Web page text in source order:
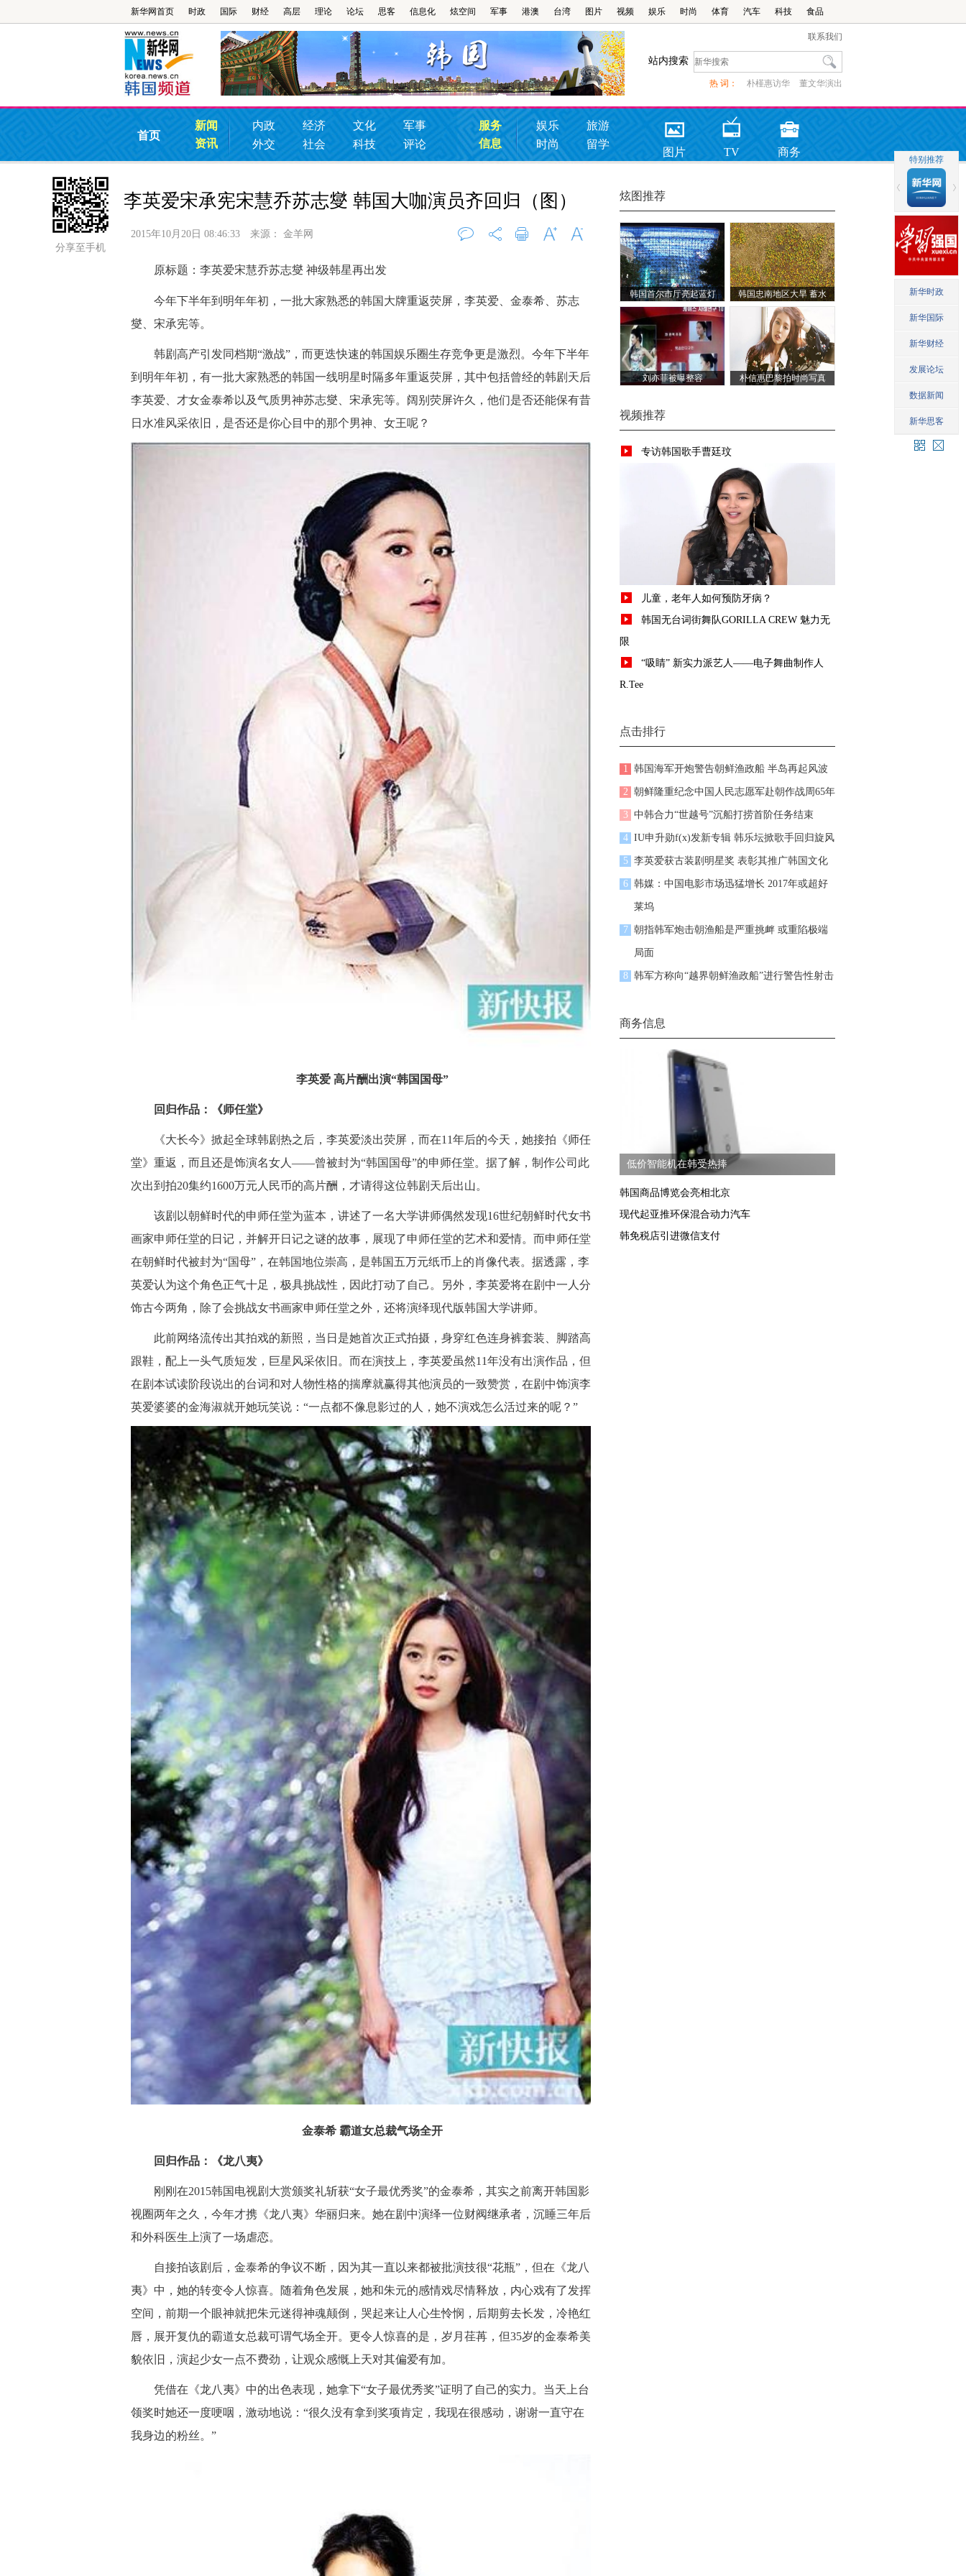
新华网首页 时政 国际 财经 高层 理论 论坛 思客 信息化 炫空间 军事 港澳 台湾 图片 视频 娱乐 时尚 体育 汽车 科技 食品
联系我们
站内搜索
热 词： 朴槿惠访华 董文华演出
首页
新闻
资讯
内政 经济 文化
军事
外交
社会 科技 评论
服务
信息
娱乐
旅游
时尚
留学
图片 TV 商务
分享至手机
炫图推荐
韩国首尔市厅亮起蓝灯
纪念联合国成立70周年
韩国忠南地区大旱 蓄水
库见底
刘亦菲被曝整容 朴信惠巴黎拍时尚写真
视频推荐
专访韩国歌手曹廷玟
儿童，老年人如何预防牙病？
韩国无台词街舞队GORILLA CREW 魅力无
限
“吸睛” 新实力派艺人——电子舞曲制作人
R.Tee
点击排行
1 韩国海军开炮警告朝鲜渔政船 半岛再起风波
2 朝鲜隆重纪念中国人民志愿军赴朝作战周65年
3 中韩合力“世越号”沉船打捞首阶任务结束
4 IU申升勋f(x)发新专辑 韩乐坛掀歌手回归旋风
5 李英爱获古装剧明星奖 表彰其推广韩国文化
6 韩媒：中国电影市场迅猛增长 2017年或超好
莱坞
7 朝指韩军炮击朝渔船是严重挑衅 或重陷极端
局面
8 韩军方称向“越界朝鲜渔政船”进行警告性射击
商务信息
低价智能机在韩受热捧
韩国商品博览会亮相北京
现代起亚推环保混合动力汽车
韩免税店引进微信支付
李英爱宋承宪宋慧乔苏志燮 韩国大咖演员齐回归（图）
2015年10月20日 08:46:33 来源： 金羊网
原标题：李英爱宋慧乔苏志燮 神级韩星再出发
今年下半年到明年年初，一批大家熟悉的韩国大牌重返荧屏，李英爱、金泰希、苏志
燮、宋承宪等。
韩剧高产引发同档期“激战”，而更迭快速的韩国娱乐圈生存竞争更是激烈。今年下半年
到明年年初，有一批大家熟悉的韩国一线明星时隔多年重返荧屏，其中包括曾经的韩剧天后
李英爱、才女金泰希以及气质男神苏志燮、宋承宪等。阔别荧屏许久，他们是否还能保有昔
日水准风采依旧，是否还是你心目中的那个男神、女王呢？
李英爱 高片酬出演“韩国国母”
回归作品：《师任堂》
《大长今》掀起全球韩剧热之后，李英爱淡出荧屏，而在11年后的今天，她接拍《师任
堂》重返，而且还是饰演名女人——曾被封为“韩国国母”的申师任堂。据了解，制作公司此
次出到拍20集约1600万元人民币的高片酬，才请得这位韩剧天后出山。
该剧以朝鲜时代的申师任堂为蓝本，讲述了一名大学讲师偶然发现16世纪朝鲜时代女书
画家申师任堂的日记，并解开日记之谜的故事，展现了申师任堂的艺术和爱情。而申师任堂
在朝鲜时代被封为“国母”，在韩国地位崇高，是韩国五万元纸币上的肖像代表。据透露，李
英爱认为这个角色正气十足，极具挑战性，因此打动了自己。另外，李英爱将在剧中一人分
饰古今两角，除了会挑战女书画家申师任堂之外，还将演绎现代版韩国大学讲师。
此前网络流传出其拍戏的新照，当日是她首次正式拍摄，身穿红色连身裤套装、脚踏高
跟鞋，配上一头气质短发，巨星风采依旧。而在演技上，李英爱虽然11年没有出演作品，但
在剧本试读阶段说出的台词和对人物性格的揣摩就赢得其他演员的一致赞赏，在剧中饰演李
英爱婆婆的金海淑就开她玩笑说：“一点都不像息影过的人，她不演戏怎么活过来的呢？”
金泰希 霸道女总裁气场全开
回归作品：《龙八夷》
刚刚在2015韩国电视剧大赏颁奖礼斩获“女子最优秀奖”的金泰希，其实之前离开韩国影
视圈两年之久，今年才携《龙八夷》华丽归来。她在剧中演绎一位财阀继承者，沉睡三年后
和外科医生上演了一场虐恋。
自接拍该剧后，金泰希的争议不断，因为其一直以来都被批演技很“花瓶”，但在《龙八
夷》中，她的转变令人惊喜。随着角色发展，她和朱元的感情戏尽情释放，内心戏有了发挥
空间，前期一个眼神就把朱元迷得神魂颠倒，哭起来让人心生怜悯，后期剪去长发，冷艳红
唇，展开复仇的霸道女总裁可谓气场全开。更令人惊喜的是，岁月荏苒，但35岁的金泰希美
貌依旧，演起少女一点不费劲，让观众感慨上天对其偏爱有加。
凭借在《龙八夷》中的出色表现，她拿下“女子最优秀奖”证明了自己的实力。当天上台
领奖时她还一度哽咽，激动地说：“很久没有拿到奖项肯定，我现在很感动，谢谢一直守在
我身边的粉丝。”